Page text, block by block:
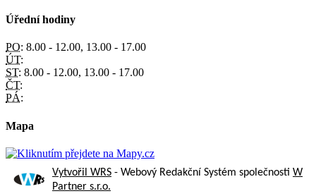
Úřední hodiny
PO: 8.00 - 12.00, 13.00 - 17.00
ÚT:
ST: 8.00 - 12.00, 13.00 - 17.00
ČT:
PÁ:
Mapa
Vytvořil WRS - Webový Redakční Systém společnosti W
Partner s.r.o.